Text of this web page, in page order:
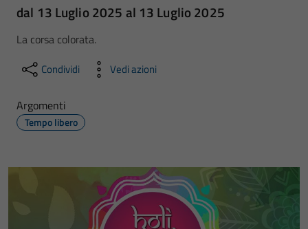
dal 13 Luglio 2025 al 13 Luglio 2025
La corsa colorata.
Condividi Vedi azioni
Argomenti
Tempo libero